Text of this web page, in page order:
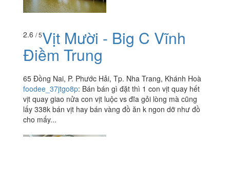
2.6 / 5Vịt Mười - Big C Vĩnh
Điềm Trung
65 Đồng Nai, P. Phước Hải, Tp. Nha Trang, Khánh Hoà
foodee_37jtgo8p: Bán bán gì đặt thì 1 con vịt quay hết
vịt quay giao nửa con vịt luộc vs đĩa gỏi lòng mà cũng
lấy 338k bán vịt hay bán vàng đồ ăn k ngon dỡ như đồ
cho mấy...